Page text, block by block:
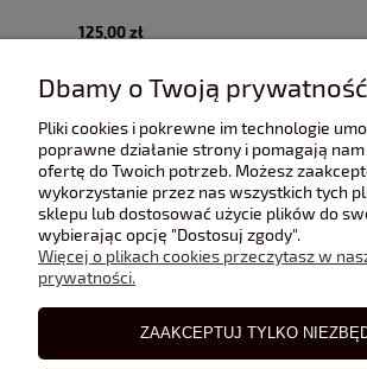
125,00 zł
Dbamy o Twoją prywatność
Pliki cookies i pokrewne im technologie
poprawne działanie strony i pomagają
ofertę do Twoich potrzeb. Możesz
wykorzystanie przez nas wszystkich tych
sklepu lub dostosować użycie plików do
wybierając opcję "Dostosuj zgody".
Więcej o plikach cookies przeczytasz w
prywatności.
ZAAKCEPTUJ TYLKO